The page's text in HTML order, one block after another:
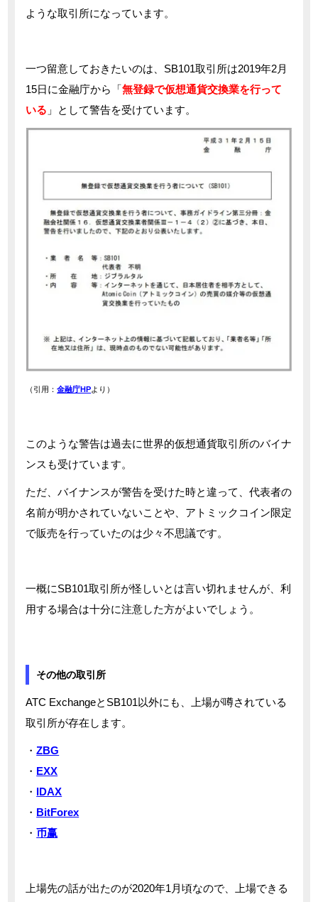
ような取引所になっています。
一つ留意しておきたいのは、SB101取引所は2019年2月
15日に金融庁から「無登録で仮想通貨交換業を行って
いる 」として警告を受けています。
（引用：金融庁HPより）
このような警告は過去に世界的仮想通貨取引所のバイナ
ンスも受けています。
ただ、バイナンスが警告を受けた時と違って、代表者の
名前が明かされていないことや、アトミックコイン限定
で販売を行っていたのは少々不思議です。
一概にSB101取引所が怪しいとは言い切れませんが、利
用する場合は十分に注意した方がよいでしょう。
その他の取引所
ATC ExchangeとSB101以外にも、上場が噂されている
取引所が存在します。
・ZBG
・ EXX
・ IDAX
・ BitForex
・币赢
上場先の話が出たのが2020年1月頃なので、上場できる